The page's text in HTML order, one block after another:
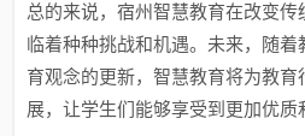
总的来说，宿州智慧教育在改变
临着种种挑战和机遇。未来，随
育观念的更新，智慧教育将为教
展，让学生们能够享受到更加优质